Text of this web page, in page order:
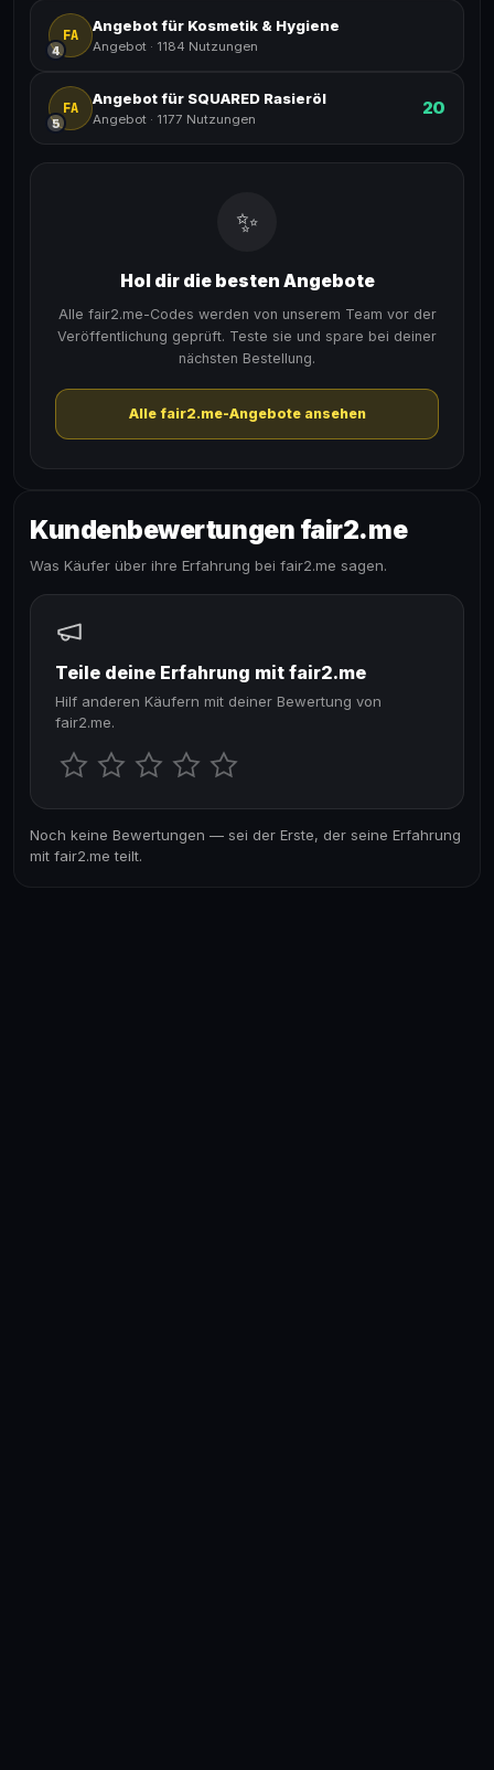
FA
4
Angebot für Kosmetik & Hygiene
Angebot · 1184 Nutzungen
FA
5
Angebot für SQUARED Rasieröl
Angebot · 1177 Nutzungen
20
✨
Hol dir die besten Angebote
Alle fair2.me-Codes werden von unserem Team vor der
Veröffentlichung geprüft. Teste sie und spare bei deiner
nächsten Bestellung.
Alle fair2.me-Angebote ansehen
Kundenbewertungen fair2.me
Was Käufer über ihre Erfahrung bei fair2.me sagen.
Teile deine Erfahrung mit fair2.me
Hilf anderen Käufern mit deiner Bewertung von
fair2.me.
Noch keine Bewertungen — sei der Erste, der seine Erfahrung
mit fair2.me teilt.